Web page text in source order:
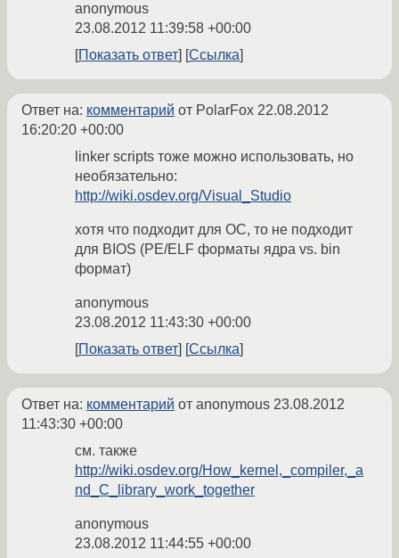
anonymous
23.08.2012 11:39:58 +00:00
Показать ответ
Ссылка
Ответ на: комментарий от PolarFox 22.08.2012
16:20:20 +00:00
linker scripts тоже можно использовать, но
необязательно:
http://wiki.osdev.org/Visual_Studio
хотя что подходит для ОС, то не подходит
для BIOS (PE/ELF форматы ядра vs. bin
формат)
anonymous
23.08.2012 11:43:30 +00:00
Показать ответ
Ссылка
Ответ на: комментарий от anonymous 23.08.2012
11:43:30 +00:00
cм. также
http://wiki.osdev.org/How_kernel,_compiler,_a
nd_C_library_work_together
anonymous
23.08.2012 11:44:55 +00:00